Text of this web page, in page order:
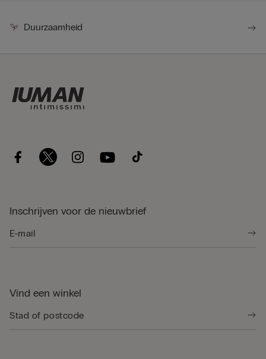
Duurzaamheid
Inschrijven voor de nieuwbrief
Vind een winkel